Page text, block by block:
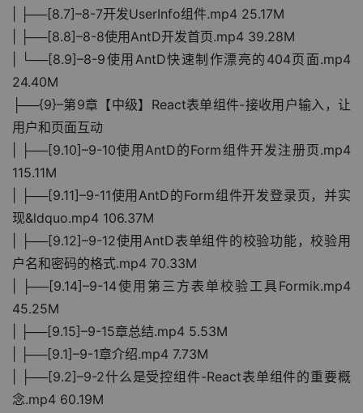
| ├──[8.7]–8-7开发UserInfo组件.mp4 25.17M
| ├──[8.8]–8-8使用AntD开发首页.mp4 39.28M
| └──[8.9]–8-9使用AntD快速制作漂亮的404页面.mp4
24.40M
├──{9}–第9章【中级】React表单组件-接收用户输入，让
用户和页面互动
| ├──[9.10]–9-10使用AntD的Form组件开发注册页.mp4
115.11M
| ├──[9.11]–9-11使用AntD的Form组件开发登录页，并实
现&ldquo.mp4 106.37M
| ├──[9.12]–9-12使用AntD表单组件的校验功能，校验用
户名和密码的格式.mp4 70.33M
| ├──[9.14]–9-14使用第三方表单校验工具Formik.mp4
45.25M
| ├──[9.15]–9-15章总结.mp4 5.53M
| ├──[9.1]–9-1章介绍.mp4 7.73M
| ├──[9.2]–9-2什么是受控组件-React表单组件的重要概
念.mp4 60.19M